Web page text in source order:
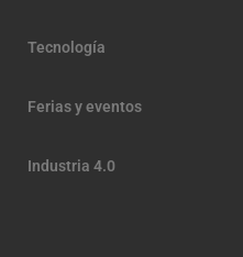
Tecnología
Ferias y eventos
Industria 4.0